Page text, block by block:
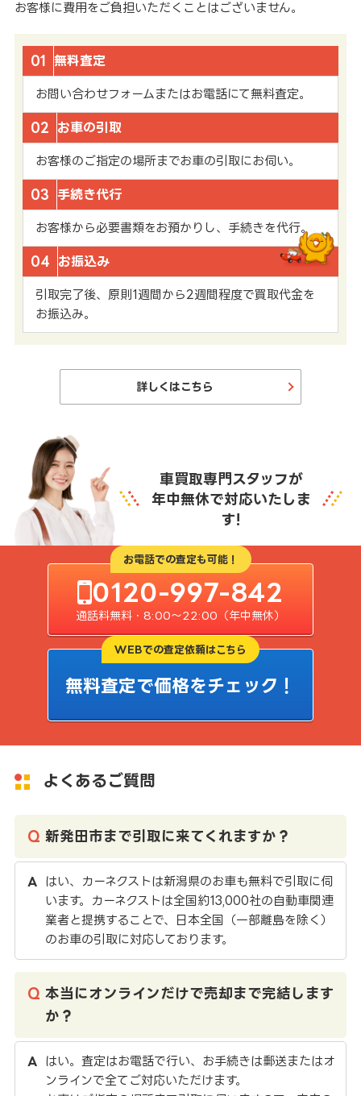
お客様に費用をご負担いただくことはございません。
01 無料査定
お問い合わせフォームまたはお電話にて無料査定。
02 お車の引取
お客様のご指定の場所までお車の引取にお伺い。
03 手続き代行
お客様から必要書類をお預かりし、手続きを代行。
04 お振込み
引取完了後、原則1週間から2週間程度で買取代金を
お振込み。
詳しくはこちら
車買取専門スタッフが
年中無休で対応いたしま
す!
お電話での査定も可能！
0120-997-842
通話料無料・8:00〜22:00（年中無休）
WEBでの査定依頼はこちら
無料査定で価格をチェック！
よくあるご質問
新発田市まで引取に来てくれますか？
はい、カーネクストは新潟県のお車も無料で引取に伺
います。カーネクストは全国約13,000社の自動車関連
業者と提携することで、日本全国（一部離島を除く）
のお車の引取に対応しております。
本当にオンラインだけで売却まで完結します
か？
はい。査定はお電話で行い、お手続きは郵送またはオ
ンラインで全てご対応いただけます。